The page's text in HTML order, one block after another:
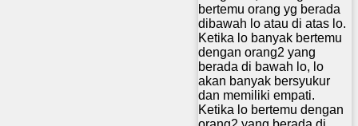
bertemu orang yg berada
dibawah lo atau di atas lo.
Ketika lo banyak bertemu
dengan orang2 yang
berada di bawah lo, lo
akan banyak bersyukur
dan memiliki empati.
Ketika lo bertemu dengan